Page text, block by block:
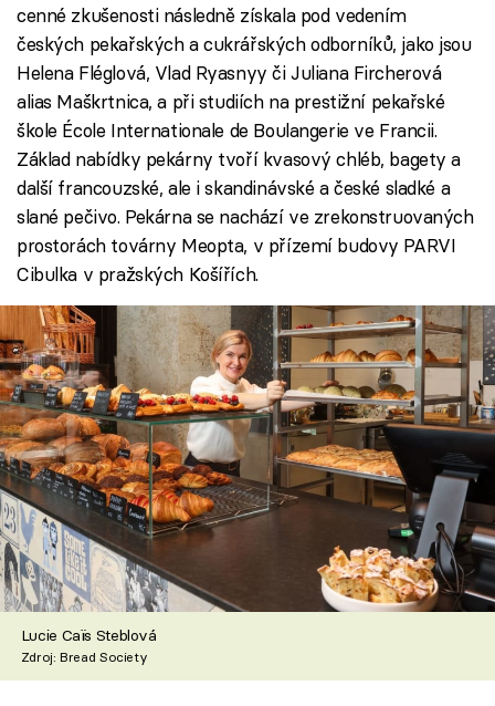
cenné zkušenosti následně získala pod vedením
českých pekařských a cukrářských odborníků, jako jsou
Helena Fléglová, Vlad Ryasnyy či Juliana Fircherová
alias Maškrtnica, a při studiích na prestižní pekařské
škole École Internationale de Boulangerie ve Francii.
Základ nabídky pekárny tvoří kvasový chléb, bagety a
další francouzské, ale i skandinávské a české sladké a
slané pečivo. Pekárna se nachází ve zrekonstruovaných
prostorách továrny Meopta, v přízemí budovy PARVI
Cibulka v pražských Košířích.
Lucie Caïs Steblová
Zdroj: Bread Society